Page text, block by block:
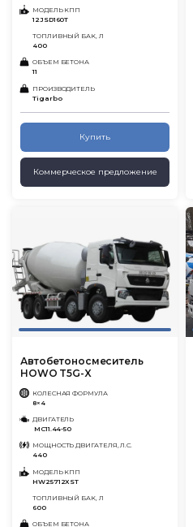
МОДЕЛЬ КПП
12JSD160T
ТОПЛИВНЫЙ БАК, Л
400
ОБЪЕМ БЕТОНА
11
ПРОИЗВОДИТЕЛЬ
Tigarbo
Купить
Коммерческое предложение
Автобетоносмеситель
HOWO T5G-X
КОЛЕСНАЯ ФОРМУЛА
8×4
ДВИГАТЕЛЬ
MC11.44-50
МОЩНОСТЬ ДВИГАТЕЛЯ, Л.С.
440
МОДЕЛЬ КПП
HW25712XST
ТОПЛИВНЫЙ БАК, Л
600
ОБЪЕМ БЕТОНА